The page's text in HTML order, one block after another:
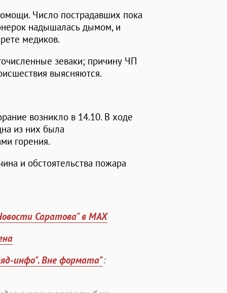
Число пострадавших пока
надышалась дымом, и
медиков.
зеваки; причину ЧП
выясняются.
возникло в 14.10. В ходе
из них была
горения.
и обстоятельства пожара
Саратова" в MAX
инфо". Вне формата":